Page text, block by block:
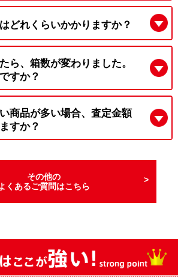
どれくらいかかりますか？
ら、箱数が変わりました。
すか？
商品が多い場合、査定金額
すか？
その他の
くあるご質問はこちら